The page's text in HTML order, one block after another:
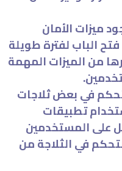
ميزات الأمان
الباب لفترة طويلة
من الميزات المهمة
في بعض ثلاجات
تطبيقات
على المستخدمين
في الثلاجة من